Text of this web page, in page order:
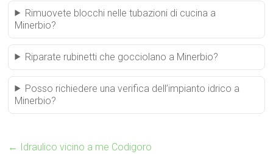
Rimuovete blocchi nelle tubazioni di cucina a
Minerbio?
Riparate rubinetti che gocciolano a Minerbio?
Posso richiedere una verifica dell’impianto idrico a
Minerbio?
← Idraulico vicino a me Codigoro